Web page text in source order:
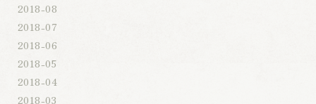
2018-08
2018-07
2018-06
2018-05
2018-04
2018-03